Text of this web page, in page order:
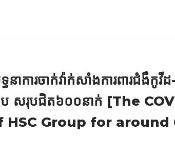
ធនាការចាក់វ៉ាក់សាំងការពារជំ
ប សរុបជិត៦០០នាក់ [The
HSC Group for